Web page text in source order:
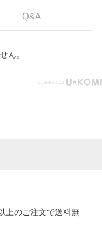
Q&A
ん。
上のご注文で送料無